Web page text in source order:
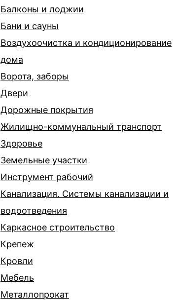
Балконы и лоджии
Бани и сауны
Воздухоочистка и кондиционирование
дома
Ворота, заборы
Двери
Дорожные покрытия
Жилищно-коммунальный транспорт
Здоровье
Земельные участки
Инструмент рабочий
Канализация. Системы канализации и
водоотведения
Каркасное строительство
Крепеж
Кровли
Мебель
Металлопрокат